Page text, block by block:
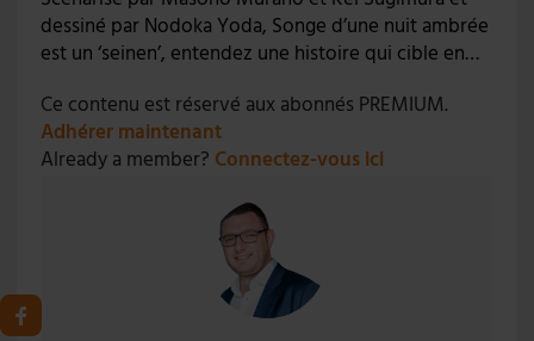
dessiné par Nodoka Yoda, Songe d’une nuit ambrée
est un ‘seinen’, entendez une histoire qui cible en…
Ce contenu est réservé aux abonnés PREMIUM.
Adhérer maintenant
Already a member? Connectez-vous ici